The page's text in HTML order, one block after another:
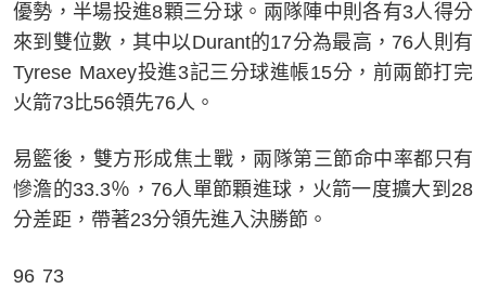
優勢，半場投進8顆三分球。兩隊陣中則各有3人得分
來到雙位數，其中以Durant的17分為最高，76人則有
Tyrese Maxey投進3記三分球進帳15分，前兩節打完
火箭73比56領先76人。
易籃後，雙方形成焦土戰，兩隊第三節命中率都只有
慘澹的33.3％，76人單節顆進球，火箭一度擴大到28
分差距，帶著23分領先進入決勝節。
96 73